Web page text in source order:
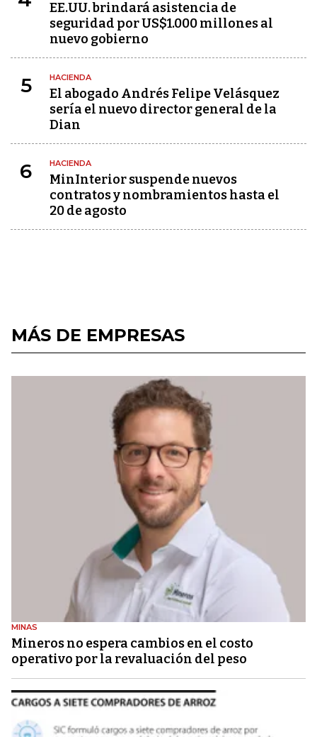
EE.UU. brindará asistencia de
seguridad por US$1.000 millones al
nuevo gobierno
5 HACIENDA
El abogado Andrés Felipe Velásquez
sería el nuevo director general de la
Dian
6 HACIENDA
MinInterior suspende nuevos
contratos y nombramientos hasta el
20 de agosto
MÁS DE EMPRESAS
MINAS
Mineros no espera cambios en el costo
operativo por la revaluación del peso